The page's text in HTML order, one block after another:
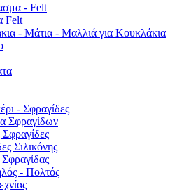
- Felt
Felt
- Μάτια - Μαλλιά για Κουκλάκια
- Σφραγίδες
Σφραγίδων
Σφραγίδες
Σιλικόνης
- Πολτός